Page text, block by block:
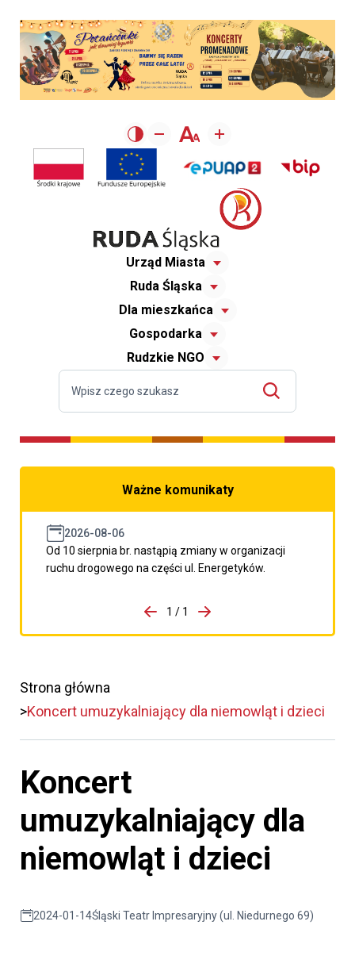
Urząd Miasta
Ruda Śląska
Dla mieszkańca
Gospodarka
Rudzkie NGO
Ważne komunikaty
2026-08-06
Od 10 sierpnia br. nastąpią zmiany w organizacji
ruchu drogowego na części ul. Energetyków.
porzpedniego komunikatu
1 / 1
Przejdź do następnego
Strona główna
Koncert umuzykalniający dla niemowląt i dzieci
Koncert
umuzykalniający dla
niemowląt i dzieci
2024-01-14Śląski Teatr Impresaryjny (ul. Niedurnego 69)